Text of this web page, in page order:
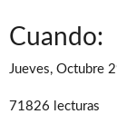
Cuando:
Jueves, Octubre
71826 lecturas